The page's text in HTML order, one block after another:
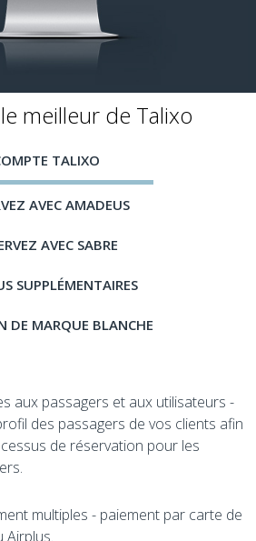
meilleur de Talixo
TALIXO
AVEC AMADEUS
AVEC SABRE
SUPPLÉMENTAIRES
DE MARQUE BLANCHE
aux passagers et aux utilisateurs -
des passagers de vos clients afin
de réservation pour les
multiples - paiement par carte de
Airplus.